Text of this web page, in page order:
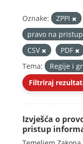
Oznake: ZPPI
pravo na
CSV
PDF
Tema:
Regije i
Filtriraj
Izvješća o
pristup